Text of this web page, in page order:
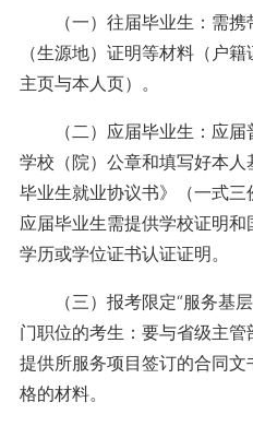
（一）往届毕业生：需携
（生源地）证明等材料（户
主页与本人页）。
（二）应届毕业生：应届
学校（院）公章和填写好本
毕业生就业协议书》（一式
应届毕业生需提供学校证明
学历或学位证书认证证明。
（三）报考限定“服务基层
门职位的考生：要与省级主
提供所服务项目签订的合同
格的材料。